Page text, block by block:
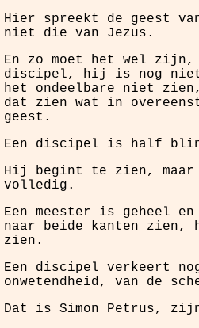
Hier spreekt de geest
niet die van Jezus.
En zo moet het wel zijn,
discipel, hij is nog
het ondeelbare niet
dat zien wat in
geest.
Een discipel is half
Hij begint te zien,
volledig.
Een meester is geheel
naar beide kanten
zien.
Een discipel verkeert
onwetendheid, van de
Dat is Simon Petrus,